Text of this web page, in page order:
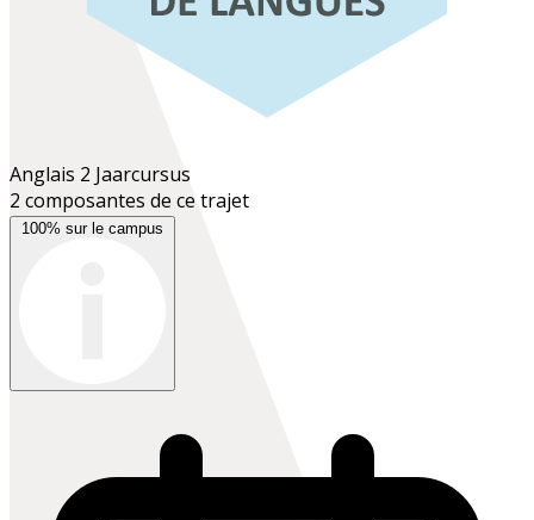
Anglais 2 Jaarcursus
2 composantes de ce trajet
100% sur le campus